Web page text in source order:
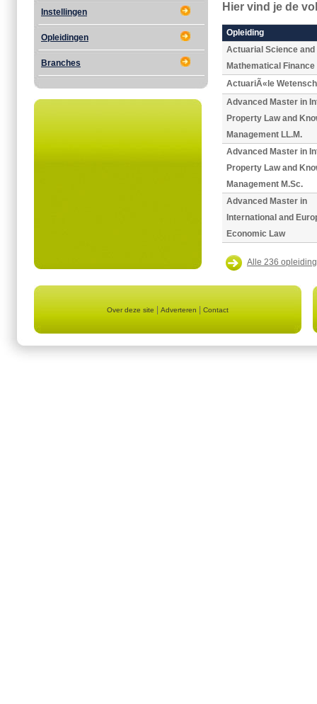
Instellingen
Opleidingen
Branches
Hier vind je de
Opleiding
Actuarial Science and
Mathematical Finance
ActuariÃ«le
Advanced Master in
Property Law and
Management LL.M.
Advanced Master in
Property Law and
Management M.Sc.
Advanced Master in
International and
Economic Law
Alle 236
Over deze site Adverteren Contact